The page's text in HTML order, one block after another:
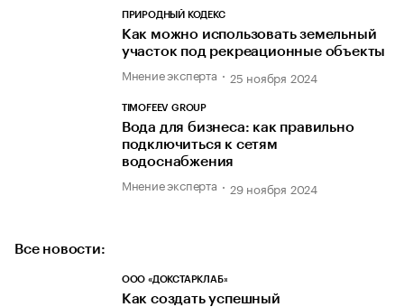
ПРИРОДНЫЙ КОДЕКС
Как можно использовать земельный
участок под рекреационные объекты
Мнение эксперта 25 ноября 2024
TIMOFEEV GROUP
Вода для бизнеса: как правильно
подключиться к сетям
водоснабжения
Мнение эксперта 29 ноября 2024
Все новости:
ООО «ДОКСТАРКЛАБ»
Как создать успешный